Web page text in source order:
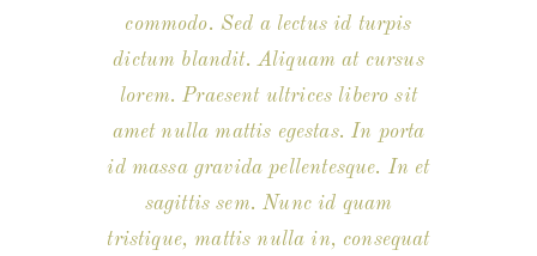
commodo. Sed a lectus id turpis
dictum blandit. Aliquam at cursus
lorem. Praesent ultrices libero sit
amet nulla mattis egestas. In porta
id massa gravida pellentesque. In et
sagittis sem. Nunc id quam
tristique, mattis nulla in, consequat